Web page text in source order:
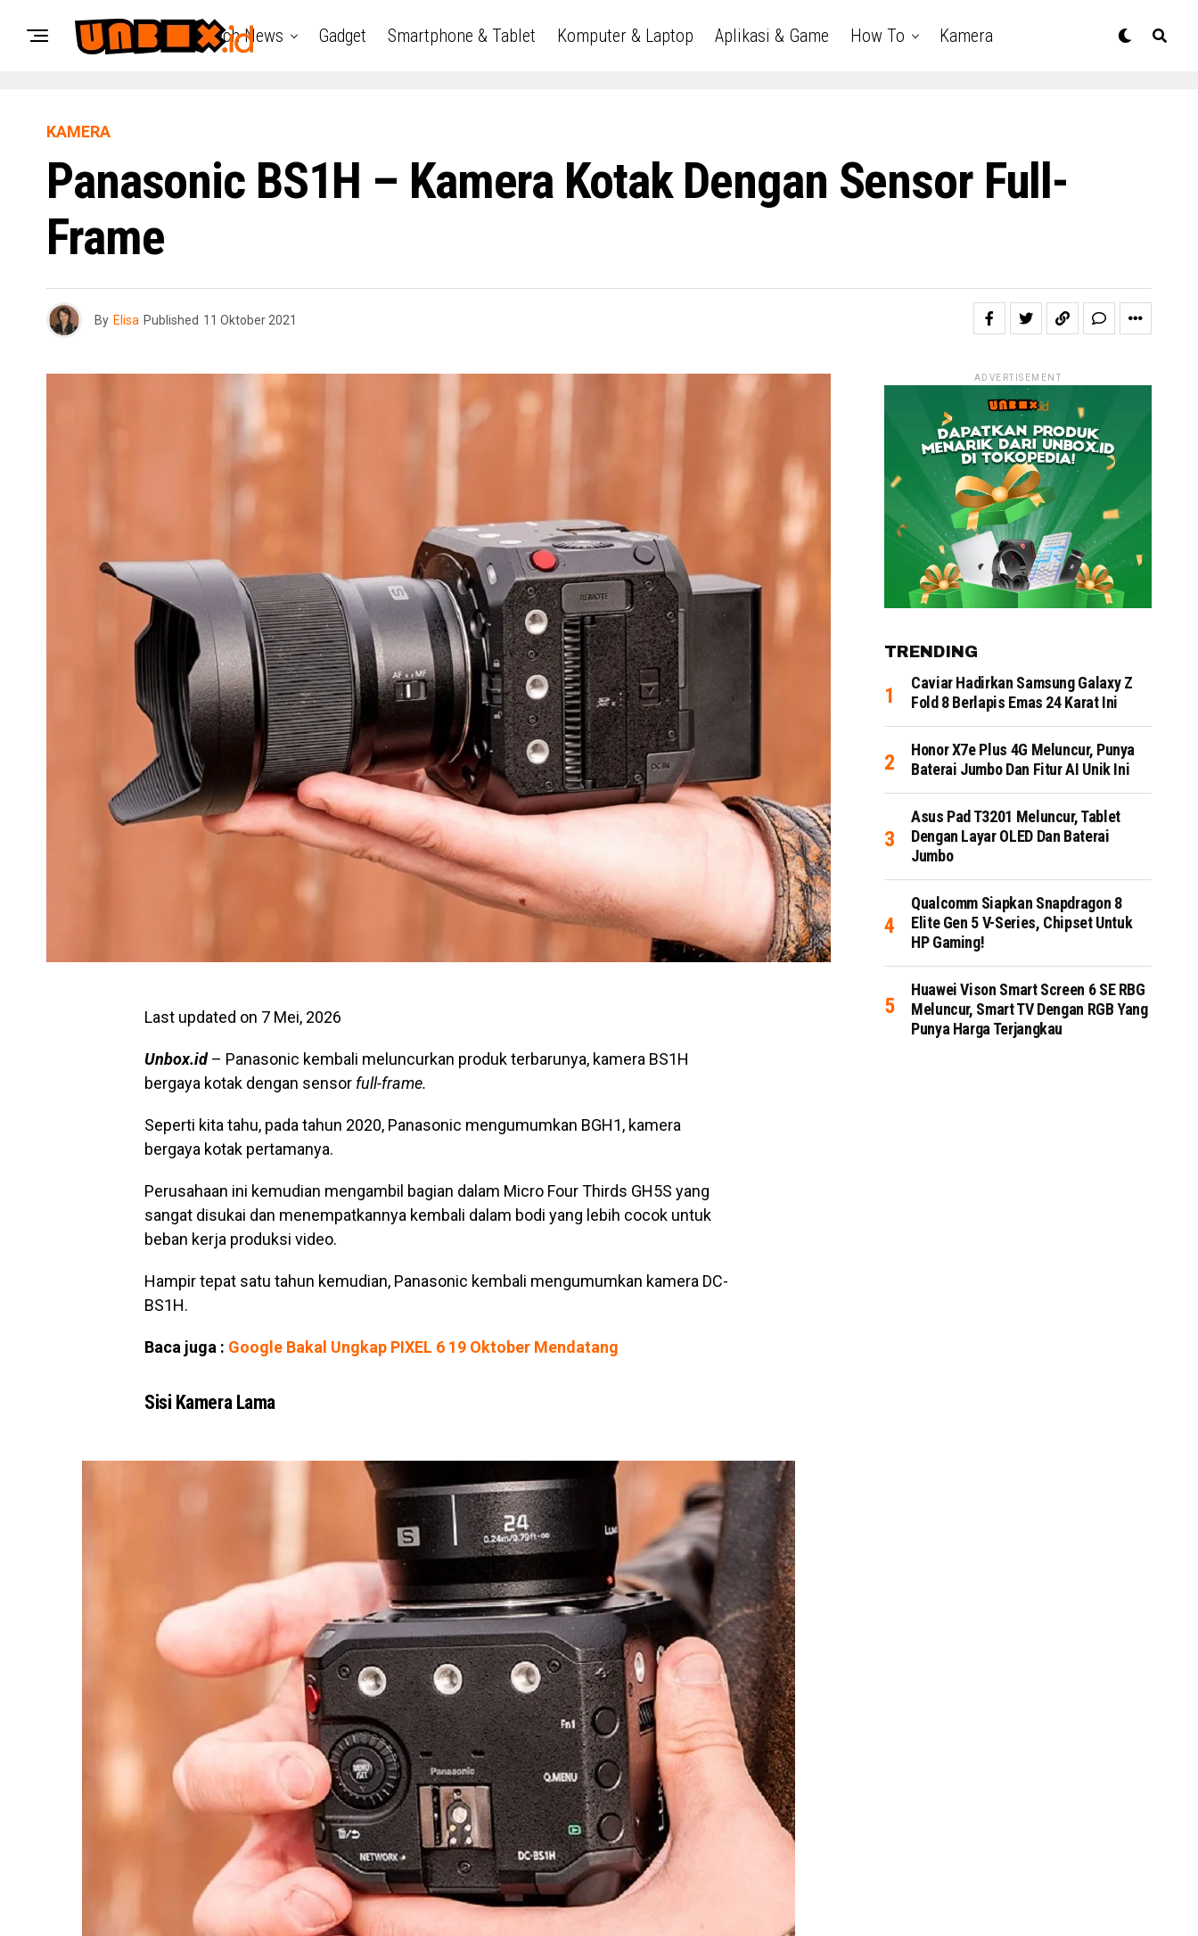
Tech News Gadget Smartphone & Tablet Komputer & Laptop Aplikasi & Game How To Kamera
KAMERA
Panasonic BS1H – Kamera Kotak Dengan Sensor Full-
Frame
By Elisa Published 11 Oktober 2021
Last updated on 7 Mei, 2026
Unbox.id– Panasonic kembali meluncurkan produk terbarunya, kamera BS1H
bergaya kotak dengan sensor full-frame.
Seperti kita tahu, pada tahun 2020, Panasonic mengumumkan BGH1, kamera
bergaya kotak pertamanya.
Perusahaan ini kemudian mengambil bagian dalam Micro Four Thirds GH5S yang
sangat disukai dan menempatkannya kembali dalam bodi yang lebih cocok untuk
beban kerja produksi video.
Hampir tepat satu tahun kemudian, Panasonic kembali mengumumkan kamera DC-
BS1H.
Baca juga : Google Bakal Ungkap PIXEL 6 19 Oktober Mendatang
Sisi Kamera Lama
ADVERTISEMENT
TRENDING
Caviar Hadirkan Samsung Galaxy Z
Fold 8 Berlapis Emas 24 Karat Ini
Honor X7e Plus 4G Meluncur, Punya
Baterai Jumbo Dan Fitur AI Unik Ini
Asus Pad T3201 Meluncur, Tablet
Dengan Layar OLED Dan Baterai
Jumbo
Qualcomm Siapkan Snapdragon 8
Elite Gen 5 V-Series, Chipset Untuk
HP Gaming!
Huawei Vison Smart Screen 6 SE RBG
Meluncur, Smart TV Dengan RGB Yang
Punya Harga Terjangkau